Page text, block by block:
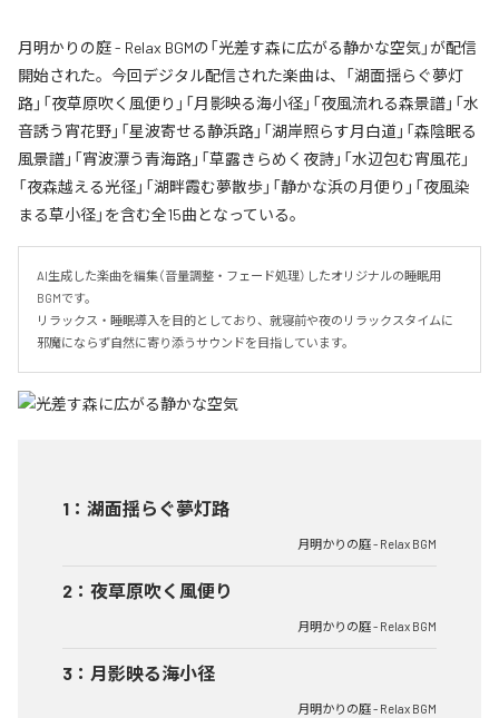
月明かりの庭 - Relax BGMの「光差す森に広がる静かな空気」が配信
開始された。今回デジタル配信された楽曲は、「湖面揺らぐ夢灯
路」「夜草原吹く風便り」「月影映る海小径」「夜風流れる森景譜」「水
音誘う宵花野」「星波寄せる静浜路」「湖岸照らす月白道」「森陰眠る
風景譜」「宵波漂う青海路」「草露きらめく夜詩」「水辺包む宵風花」
「夜森越える光径」「湖畔霞む夢散歩」「静かな浜の月便り」「夜風染
まる草小径」を含む全15曲となっている。
AI生成した楽曲を編集（音量調整・フェード処理）したオリジナルの睡眠用
BGMです。
リラックス・睡眠導入を目的としており、就寝前や夜のリラックスタイムに
邪魔にならず自然に寄り添うサウンドを目指しています。
1 ： 湖面揺らぐ夢灯路
月明かりの庭 - Relax BGM
2 ： 夜草原吹く風便り
月明かりの庭 - Relax BGM
3 ： 月影映る海小径
月明かりの庭 - Relax BGM